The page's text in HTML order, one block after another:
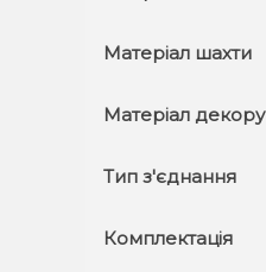
Матеріал шахти
Матеріал декору
Тип з'єднання
Комплектація